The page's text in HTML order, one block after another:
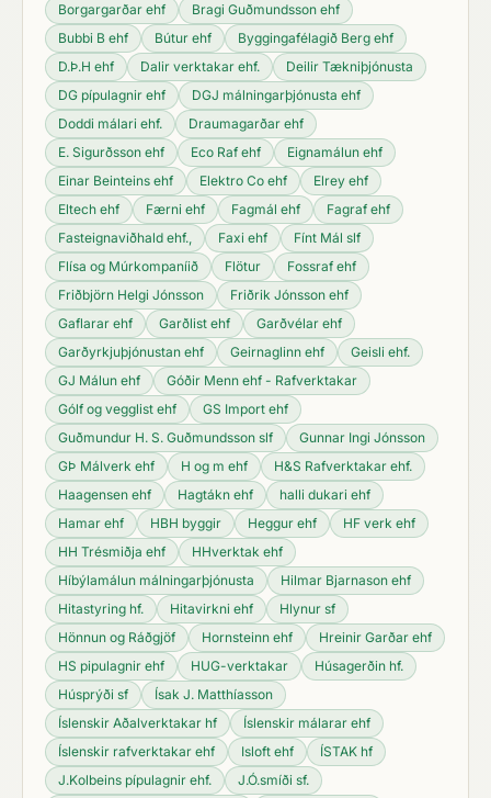
Borgargarðar ehf
Bragi Guðmundsson ehf
Bubbi B ehf
Bútur ehf
Byggingafélagið Berg ehf
D.Þ.H ehf
Dalir verktakar ehf.
Deilir Tækniþjónusta
DG pípulagnir ehf
DGJ málningarþjónusta ehf
Doddi málari ehf.
Draumagarðar ehf
E. Sigurðsson ehf
Eco Raf ehf
Eignamálun ehf
Einar Beinteins ehf
Elektro Co ehf
Elrey ehf
Eltech ehf
Færni ehf Fagmál ehf
Fagraf ehf
Fasteignaviðhald ehf.,
Faxi ehf
Fínt Mál slf
Flísa og Múrkompaníið
Flötur
Fossraf ehf
Friðbjörn Helgi Jónsson
Friðrik Jónsson ehf
Gaflarar ehf
Garðlist ehf
Garðvélar ehf
Garðyrkjuþjónustan ehf
Geirnaglinn ehf
Geisli ehf.
GJ Málun ehf
Góðir Menn ehf - Rafverktakar
Gólf og vegglist ehf
GS Import ehf
Guðmundur H. S. Guðmundsson slf
Gunnar Ingi Jónsson
GÞ Málverk ehf
H og m ehf
H&S Rafverktakar ehf.
Haagensen ehf
Hagtákn ehf
halli dukari ehf
Hamar ehf
HBH byggir Heggur ehf
HF verk ehf
HH Trésmiðja ehf
HHverktak ehf
Híbýlamálun málningarþjónusta
Hilmar Bjarnason ehf
Hitastyring hf.
Hitavirkni ehf
Hlynur sf
Hönnun og Ráðgjöf
Hornsteinn ehf
Hreinir Garðar ehf
HS pipulagnir ehf
HUG-verktakar
Húsagerðin hf.
Húsprýði sf
Ísak J. Matthíasson
Íslenskir Aðalverktakar hf
Íslenskir málarar ehf
Íslenskir rafverktakar ehf
Isloft ehf
ÍSTAK hf
J.Kolbeins pípulagnir ehf.
J.Ó.smíði sf.